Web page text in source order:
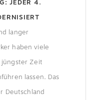
JEDER 4.
langer
haben viele
Zeit
lassen. Das
Deutschland